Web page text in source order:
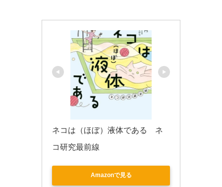
ネコは（ほぼ）液体である　ネ
コ研究最前線
Amazonで見る